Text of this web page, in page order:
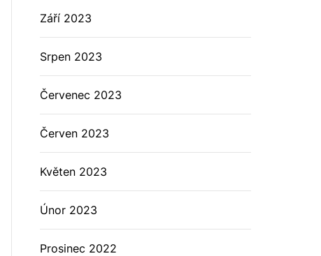
Září 2023
Srpen 2023
Červenec 2023
Červen 2023
Květen 2023
Únor 2023
Prosinec 2022